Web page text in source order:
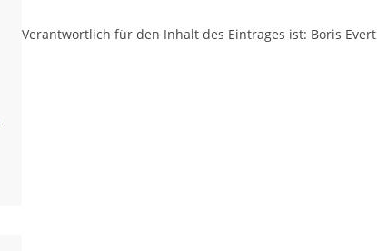
Verantwortlich für den Inhalt des Eintrages ist: Boris Evert